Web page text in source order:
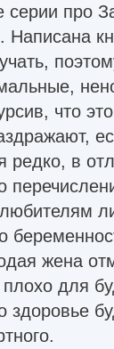
про
Написана
что
редко, в
жена
для
здоровье